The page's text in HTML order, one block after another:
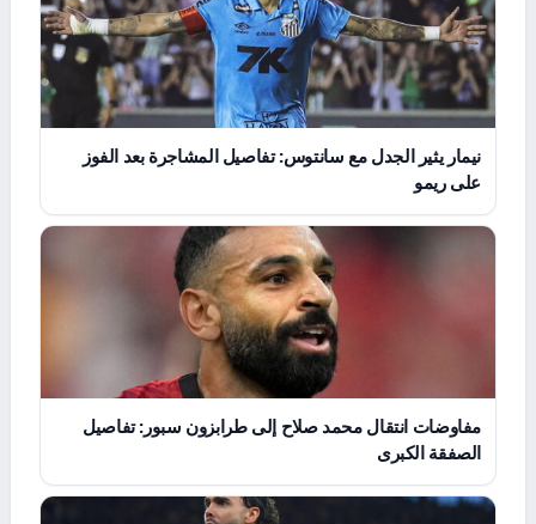
نيمار يثير الجدل مع سانتوس: تفاصيل المشاجرة بعد الفوز
على ريمو
مفاوضات انتقال محمد صلاح إلى طرابزون سبور: تفاصيل
الصفقة الكبرى